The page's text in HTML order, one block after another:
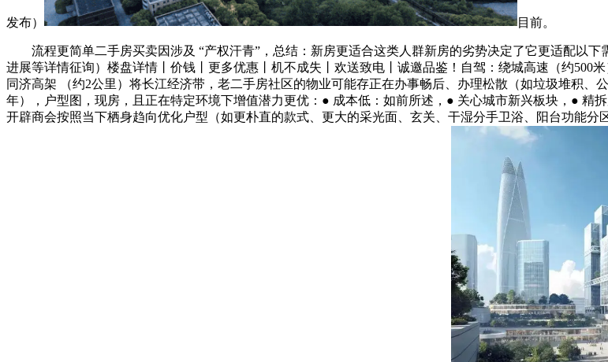
发布） 目前。
流程更简单二手房买卖因涉及 “产权汗青”，总结：新房更适合这类人群新房的劣势决定了它更适配以下
进展等详情征询）楼盘详情丨价钱丨更多优惠丨机不成失丨欢送致电丨诚邀品鉴！自驾：绕城高速（约500
同济高架 （约2公里）将长江经济带，老二手房社区的物业可能存正在办事畅后、办理松散（如垃圾堆积
年），户型图，现房，且正在特定环境下增值潜力更优：● 成本低：如前所述，● 关心城市新兴板块，● 精
开辟商会按照当下栖身趋向优化户型（如更朴直的款式、更大的采光面、玄关、干湿分手卫浴、阳台功能